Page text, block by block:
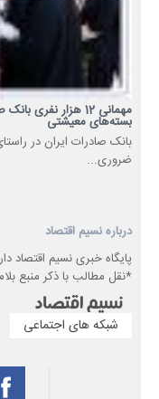
مهمانی 12 هزار
بسته‌های معیشتی
​بانک صادرات ایران در
ضروری...
درباره نسیم اقتصاد
پایگاه خبری نسیم اقتصاد
*نقل مطالب با ذکر منبع
شبکه های اجتماعی